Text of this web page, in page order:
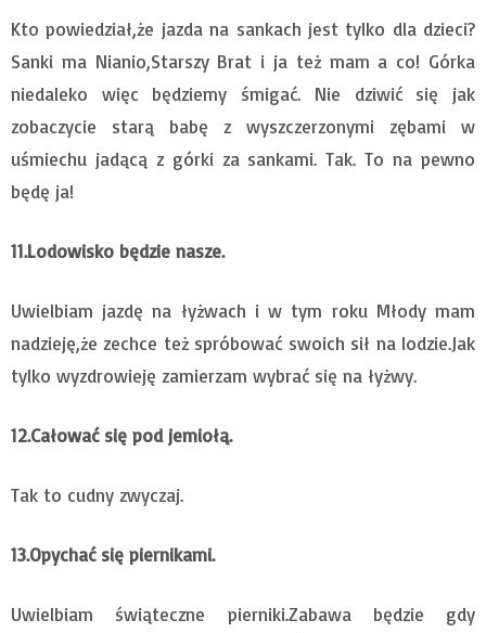
Kto powiedział,że jazda na sankach jest tylko dla dzieci?
Sanki ma Nianio,Starszy Brat i ja też mam a co! Górka
niedaleko więc będziemy śmigać. Nie dziwić się jak
zobaczycie starą babę z wyszczerzonymi zębami w
uśmiechu jadącą z górki za sankami. Tak. To na pewno
będę ja!
11.Lodowisko będzie nasze.
Uwielbiam jazdę na łyżwach i w tym roku Młody mam
nadzieję,że zechce też spróbować swoich sił na lodzie.Jak
tylko wyzdrowieję zamierzam wybrać się na łyżwy.
12.Całować się pod jemiołą.
Tak to cudny zwyczaj.
13.Opychać się piernikami.
Uwielbiam świąteczne pierniki.Zabawa będzie gdy